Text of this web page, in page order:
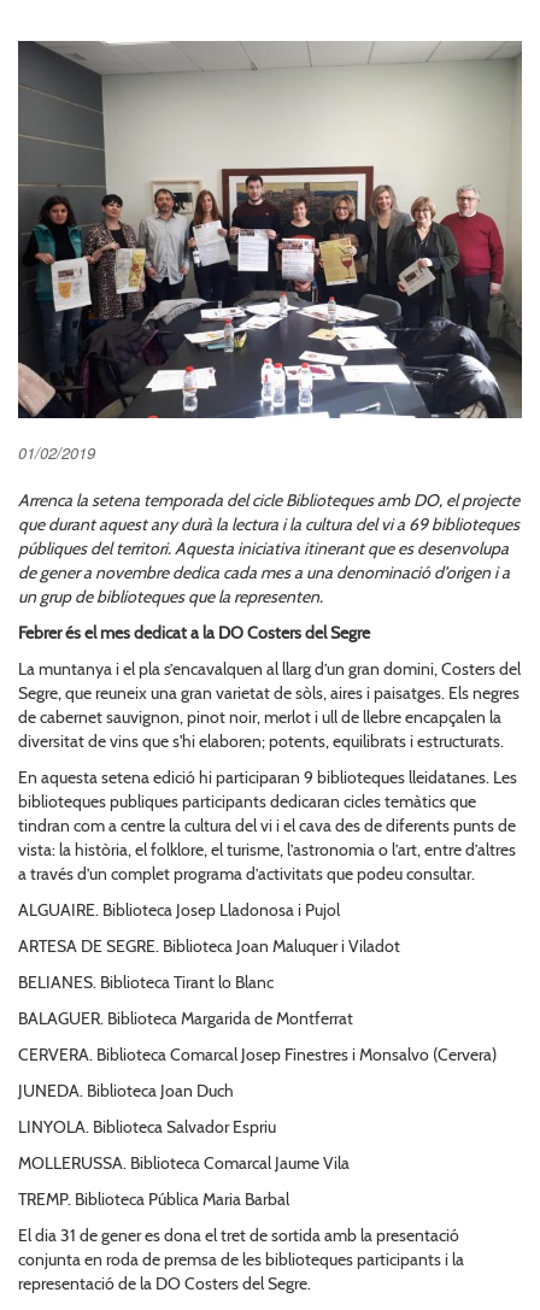
01/02/2019
Arrenca la setena temporada del cicle Biblioteques amb DO, el projecte
que durant aquest any durà la lectura i la cultura del vi a 69 biblioteques
públiques del territori. Aquesta iniciativa itinerant que es desenvolupa
de gener a novembre dedica cada mes a una denominació d’origen i a
un grup de biblioteques que la representen.
Febrer és el mes dedicat a la DO Costers del Segre
La muntanya i el pla s’encavalquen al llarg d’un gran domini, Costers del
Segre, que reuneix una gran varietat de sòls, aires i paisatges. Els negres
de cabernet sauvignon, pinot noir, merlot i ull de llebre encapçalen la
diversitat de vins que s'hi elaboren; potents, equilibrats i estructurats.
En aquesta setena edició hi participaran 9 biblioteques lleidatanes. Les
biblioteques publiques participants dedicaran cicles temàtics que
tindran com a centre la cultura del vi i el cava des de diferents punts de
vista: la història, el folklore, el turisme, l’astronomia o l’art, entre d’altres
a través d’un complet programa d’activitats que podeu consultar.
ALGUAIRE. Biblioteca Josep Lladonosa i Pujol
ARTESA DE SEGRE. Biblioteca Joan Maluquer i Viladot
BELIANES. Biblioteca Tirant lo Blanc
BALAGUER. Biblioteca Margarida de Montferrat
CERVERA. Biblioteca Comarcal Josep Finestres i Monsalvo (Cervera)
JUNEDA. Biblioteca Joan Duch
LINYOLA. Biblioteca Salvador Espriu
MOLLERUSSA. Biblioteca Comarcal Jaume Vila
TREMP. Biblioteca Pública Maria Barbal
El dia 31 de gener es dona el tret de sortida amb la presentació
conjunta en roda de premsa de les biblioteques participants i la
representació de la DO Costers del Segre.